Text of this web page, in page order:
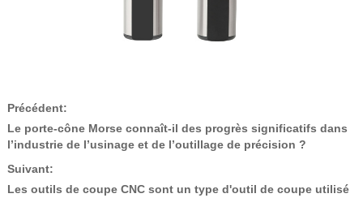
Précédent:
Le porte-cône Morse connaît-il des progrès significatifs dans
l’industrie de l’usinage et de l’outillage de précision ?
Suivant:
Les outils de coupe CNC sont un type d'outil de coupe utilisé